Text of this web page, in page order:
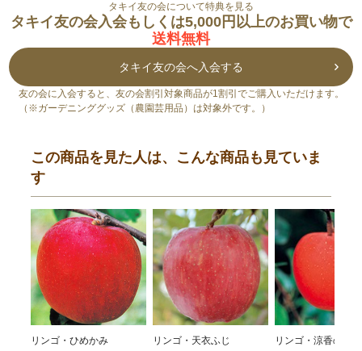
タキイ友の会について特典を見る
タキイ友の会入会もしくは5,000円以上のお買い物で
送料無料
タキイ友の会へ入会する
友の会に入会すると、友の会割引対象商品が1割引でご購入いただけます。
（※ガーデニンググッズ（農園芸用品）は対象外です。）
この商品を見た人は、こんな商品も見ていま
す
リンゴ・ひめかみ
リンゴ・天衣ふじ
リンゴ・涼香の季節